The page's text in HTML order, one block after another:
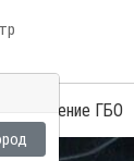
Обучение ГБО